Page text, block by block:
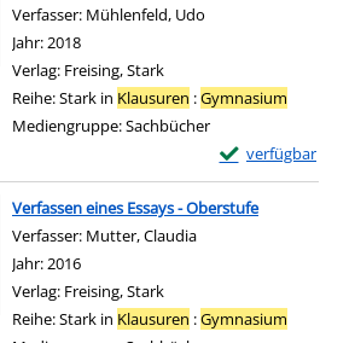
Verfasser: Mühlenfeld, Udo
Jahr:2018
Verlag: Freising, Stark
Reihe:Stark in Klausuren :Gymnasium
Mediengruppe:Sachbücher
verfügbar
Exemplar-
Zum Download
Verfassen eines Essays - Oberstufe
Verfasser: Mutter, Claudia
Jahr:2016
Verlag: Freising, Stark
Reihe:Stark in Klausuren :Gymnasium